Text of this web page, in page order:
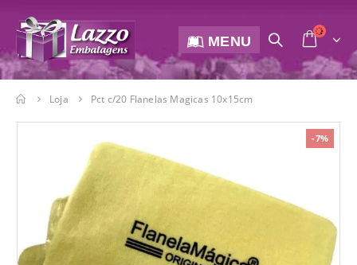
MENU
Loja Pct c/20 Flanelas Magicas 10x15cm
-7%